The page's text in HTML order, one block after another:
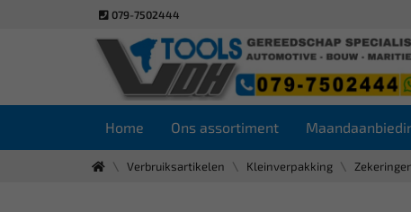
079-7502444
Home Ons assortiment
Verbruiksartikelen Kleinverpakking